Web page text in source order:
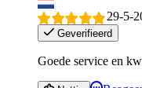
29-5-
Geverifieerd
Goede service en